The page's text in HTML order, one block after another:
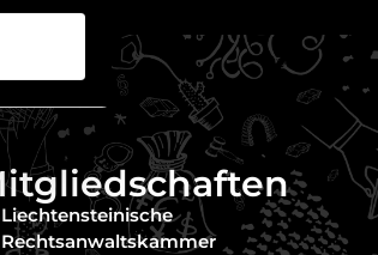
Liechtensteinische
Rechtsanwaltskammer